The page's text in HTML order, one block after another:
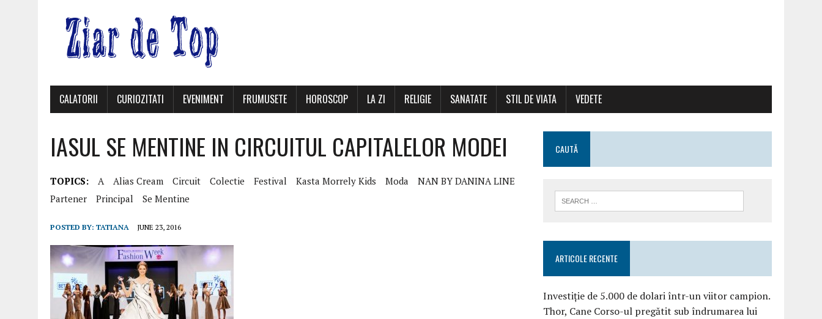
CALATORII CURIOZITATI EVENIMENT FRUMUSETE HOROSCOP LA ZI RELIGIE SANATATE STIL DE VIATA VEDETE
IASUL SE MENTINE IN CIRCUITUL CAPITALELOR MODEI
TOPICS: A Alias Cream Circuit Colectie Festival Kasta Morrely Kids Moda
NAN BY DANINA LINE
Partener
Principal Se Mentine
POSTED BY: TATIANA JUNE 23, 2016
CAUTĂ
ARTICOLE RECENTE
Investiție de 5.000 de dolari într-un viitor campion.
Thor, Cane Corso-ul pregătit sub îndrumarea lui